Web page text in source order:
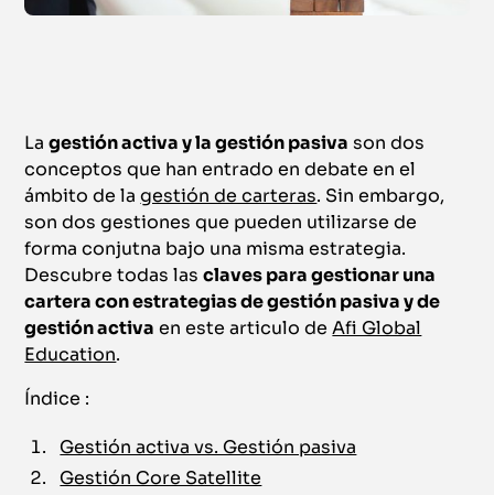
Lagestión activa y la gestión pasiva son dos
conceptos que han entrado en debate en el
ámbito de lagestión de carteras. Sin embargo,
son dos gestiones que pueden utilizarse de
forma conjutna bajo una misma estrategia.
Descubre todas lasclaves para gestionar una
cartera con estrategias de gestión pasiva y de
gestión activa en este articulo deAfi Global
Education.
Índice :
Gestión activa vs. Gestión pasiva
Gestión Core Satellite